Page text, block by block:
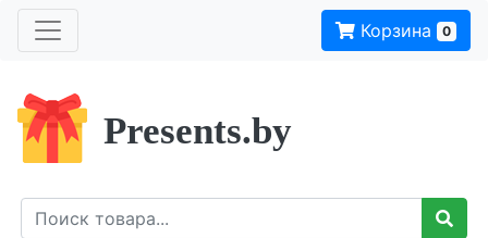
Корзина 0
Presents.by